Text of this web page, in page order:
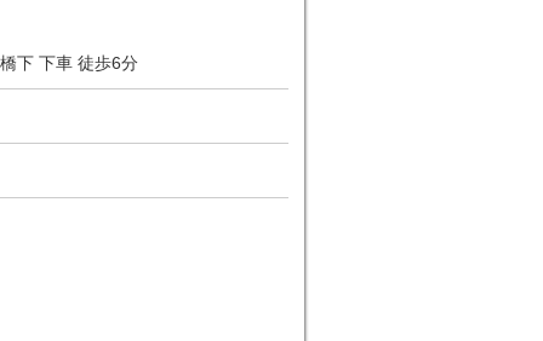
下 下車 徒歩6分